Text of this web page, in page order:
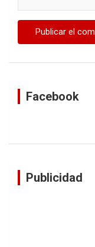
Facebook
Publicidad